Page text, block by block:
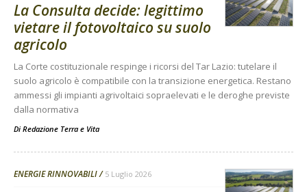
La Consulta decide: legittimo
vietare il fotovoltaico su suolo
agricolo
La Corte costituzionale respinge i ricorsi del Tar Lazio: tutelare il
suolo agricolo è compatibile con la transizione energetica. Restano
ammessi gli impianti agrivoltaici sopraelevati e le deroghe previste
dalla normativa
Di Redazione Terra e Vita
ENERGIE RINNOVABILI 5 Luglio 2026